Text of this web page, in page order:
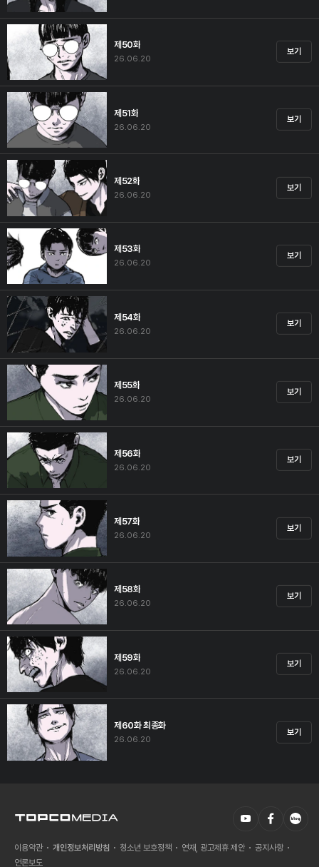
제50화
26.06.20
보기
제51화
26.06.20
보기
제52화
26.06.20
보기
제53화
26.06.20
보기
제54화
26.06.20
보기
제55화
26.06.20
보기
제56화
26.06.20
보기
제57화
26.06.20
보기
제58화
26.06.20
보기
제59화
26.06.20
보기
제60화 최종화
26.06.20
보기
이용약관 개인정보처리방침 청소년 보호정책 연재, 광고제휴 제안
공지사항
언론보도